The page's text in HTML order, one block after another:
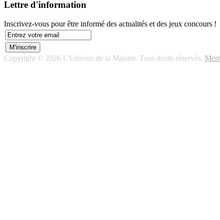
Lettre d'information
Inscrivez-vous pour être informé des actualités et des jeux concours !
Copyright © 2026 L'Univers de la Maison. Tous droits réservés.